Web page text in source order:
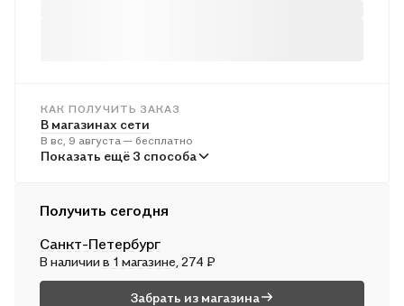
КАК ПОЛУЧИТЬ ЗАКАЗ
В магазинах сети
В вс, 9 августа — бесплатно
В пунктах выдачи
В пн, 10 августа — от 312 ₽
Почтой России
Во вт, 11 августа — от 497 ₽
Показать ещё 3 способа
Получить сегодня
Санкт-Петербург
В наличиив 1 магазине , 274 ₽
Забрать из магазина